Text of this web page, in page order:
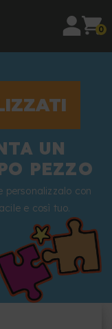
0
UN
PEZZO
personalizzalo con
e così tuo.